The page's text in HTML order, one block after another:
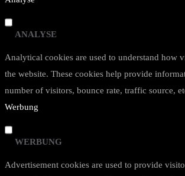
ANALYSE
Analytical cookies are used to understand how
the website. These cookies help provide
number of visitors, bounce rate, traffic source,
Werbung
WERBUNG
Advertisement cookies are used to provide